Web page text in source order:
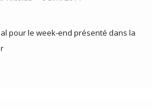
pour le week-end présenté dans la